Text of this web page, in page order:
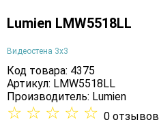
Lumien LMW5518LL
Видеостена 3х3
Код товара: 4375
Артикул: LMW5518LL
Производитель: Lumien
☆ ☆ ☆ ☆ ☆ 0 отзывов